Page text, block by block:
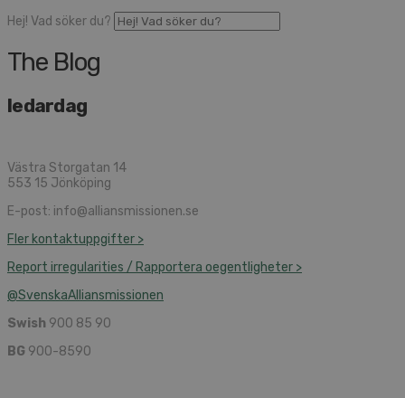
Hej! Vad söker du?
The Blog
ledardag
Västra Storgatan 14
553 15 Jönköping
E-post: info@alliansmissionen.se
Fler kontaktuppgifter >
Report irregularities / Rapportera oegentligheter >
@SvenskaAlliansmissionen
Swish 900 85 90
BG 900-8590